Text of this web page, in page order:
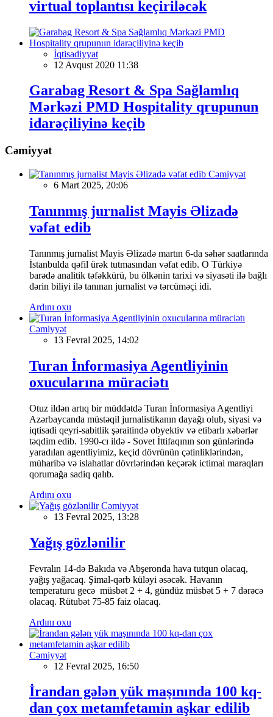
virtual toplantısı keçiriləcək
İqtisadiyyat
12 Avqust 2020 11:38
Garabag Resort & Spa Sağlamlıq
Mərkəzi PMD Hospitality qrupunun
idarəçiliyinə keçib
Cəmiyyət
Cəmiyyət
6 Mart 2025, 20:06
Tanınmış jurnalist Mayis Əlizadə
vəfat edib
Tanınmış jurnalist Mayis Əlizadə martın 6-da səhər saatlarında
İstanbulda qəfil ürək tutmasından vəfat edib. O Türkiyə
barədə analitik təfəkkürü, bu ölkənin tarixi və siyasəti ilə bağlı
dərin biliyi ilə tanınan jurnalist və tərcüməçi idi.
Ardını oxu
Cəmiyyət
13 Fevral 2025, 14:02
Turan İnformasiya Agentliyinin
oxucularına müraciətı
Otuz ildən artıq bir müddətdə Turan İnformasiya Agentliyi
Azərbaycanda müstəqil jurnalistikanın dayağı olub, siyasi və
iqtisadi qeyri-sabitlik şəraitində obyektiv və etibarlı xəbərlər
təqdim edib. 1990-cı ildə - Sovet İttifaqının son günlərində
yaradılan agentliyimiz, keçid dövrünün çətinliklərindən,
müharibə və islahatlar dövrlərindən keçərək ictimai maraqları
qorumağa sadiq qalıb.
Ardını oxu
Cəmiyyət
13 Fevral 2025, 13:28
Yağış gözlənilir
Fevralın 14-də Bakıda və Abşeronda hava tutqun olacaq,
yağış yağacaq. Şimal-qərb küləyi əsəcək. Havanın
temperaturu gecə müsbət 2 + 4, gündüz müsbət 5 + 7 dərəcə
olacaq. Rütubət 75-85 faiz olacaq.
Ardını oxu
Cəmiyyət
12 Fevral 2025, 16:50
İrandan gələn yük maşınında 100 kq-
dan çox metamfetamin aşkar edilib